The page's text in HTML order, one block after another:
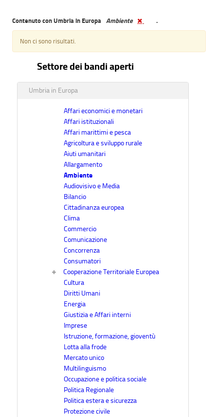
Contenuto con Umbria in Europa Ambiente .
Non ci sono risultati.
Settore dei bandi aperti
Umbria in Europa
Affari economici e monetari
Affari istituzionali
Affari marittimi e pesca
Agricoltura e sviluppo rurale
Aiuti umanitari
Allargamento
Ambiente
Audiovisivo e Media
Bilancio
Cittadinanza europea
Clima
Commercio
Comunicazione
Concorrenza
Consumatori
Cooperazione Territoriale Europea
Cultura
Diritti Umani
Energia
Giustizia e Affari interni
Imprese
Istruzione, formazione, gioventù
Lotta alla frode
Mercato unico
Multilinguismo
Occupazione e politica sociale
Politica Regionale
Politica estera e sicurezza
Protezione civile